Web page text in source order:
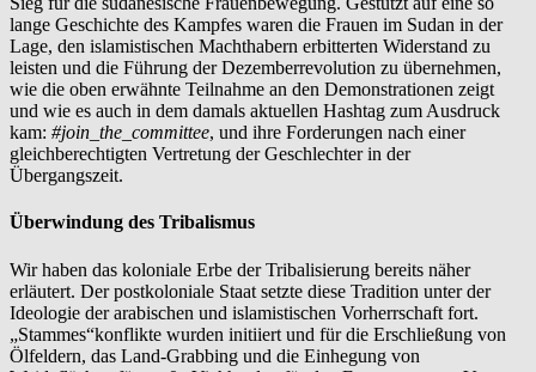
lange Geschichte des Kampfes waren die Frauen im Sudan in der
Lage, den islamistischen Machthabern erbitterten Widerstand zu
leisten und die Führung der Dezemberrevolution zu übernehmen,
wie die oben erwähnte Teilnahme an den Demonstrationen zeigt
und wie es auch in dem damals aktuellen Hashtag zum Ausdruck
kam: #join_the_committee, und ihre Forderungen nach einer
gleichberechtigten Vertretung der Geschlechter in der
Übergangszeit.
Überwindung des Tribalismus
Wir haben das koloniale Erbe der Tribalisierung bereits näher
erläutert. Der postkoloniale Staat setzte diese Tradition unter der
Ideologie der arabischen und islamistischen Vorherrschaft fort.
„Stammes“konflikte wurden initiiert und für die Erschließung von
Ölfeldern, das Land-Grabbing und die Einhegung von